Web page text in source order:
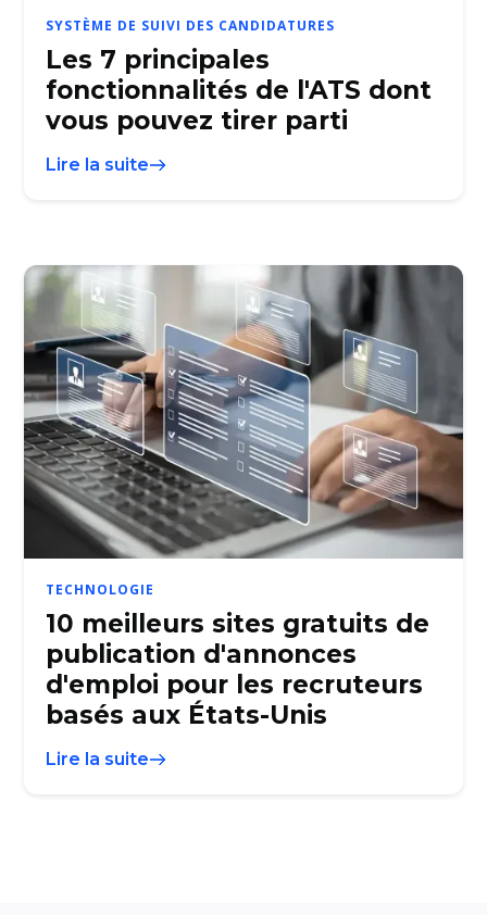
SYSTÈME DE SUIVI DES CANDIDATURES
Les 7 principales
fonctionnalités de l'ATS dont
vous pouvez tirer parti
Lire la suite
TECHNOLOGIE
10 meilleurs sites gratuits de
publication d'annonces
d'emploi pour les recruteurs
basés aux États-Unis
Lire la suite